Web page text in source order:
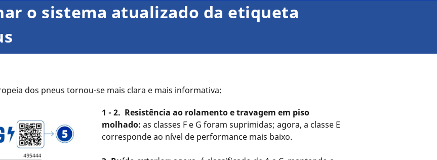
o sistema atualizado da etiqueta
dos pneus tornou-se mais clara e mais informativa:
1 - 2. Resistência ao rolamento e travagem em piso
molhado: as classes F e G foram suprimidas; agora, a classe E
corresponde ao nível de performance mais baixo.